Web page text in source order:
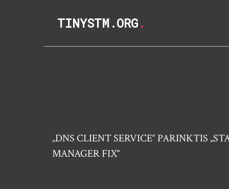
TINYSTM.ORG.
„DNS CLIENT SERVICE“ PARINKTIS
MANAGER FIX“